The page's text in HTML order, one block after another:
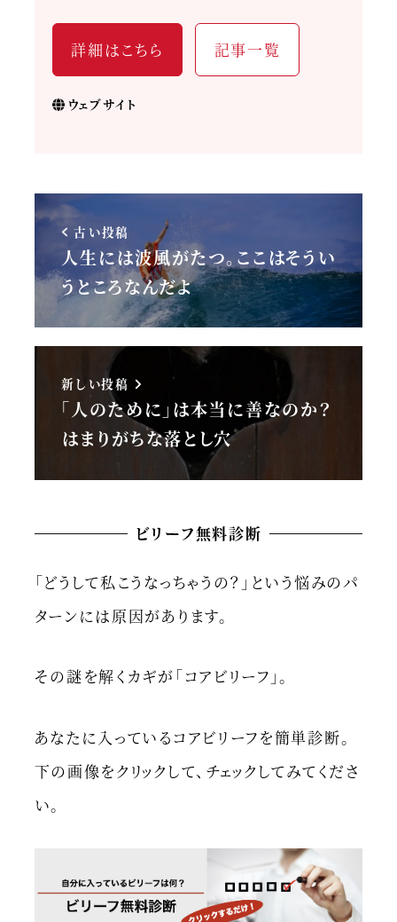
詳細はこちら 記事一覧
ウェブサイト
古い投稿
人生には波風がたつ。ここはそうい
うところなんだよ
新しい投稿
「人のために」は本当に善なのか？
はまりがちな落とし穴
ビリーフ無料診断
「どうして私こうなっちゃうの？」という悩みのパ
ターンには原因があります。
その謎を解くカギが「コアビリーフ」。
あなたに入っているコアビリーフを簡単診断。
下の画像をクリックして、チェックしてみてくださ
い。